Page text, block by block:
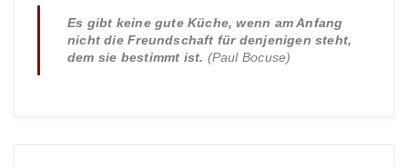
Es gibt keine gute Küche, wenn am Anfang
nicht die Freundschaft für denjenigen steht,
dem sie bestimmt ist. (Paul Bocuse)